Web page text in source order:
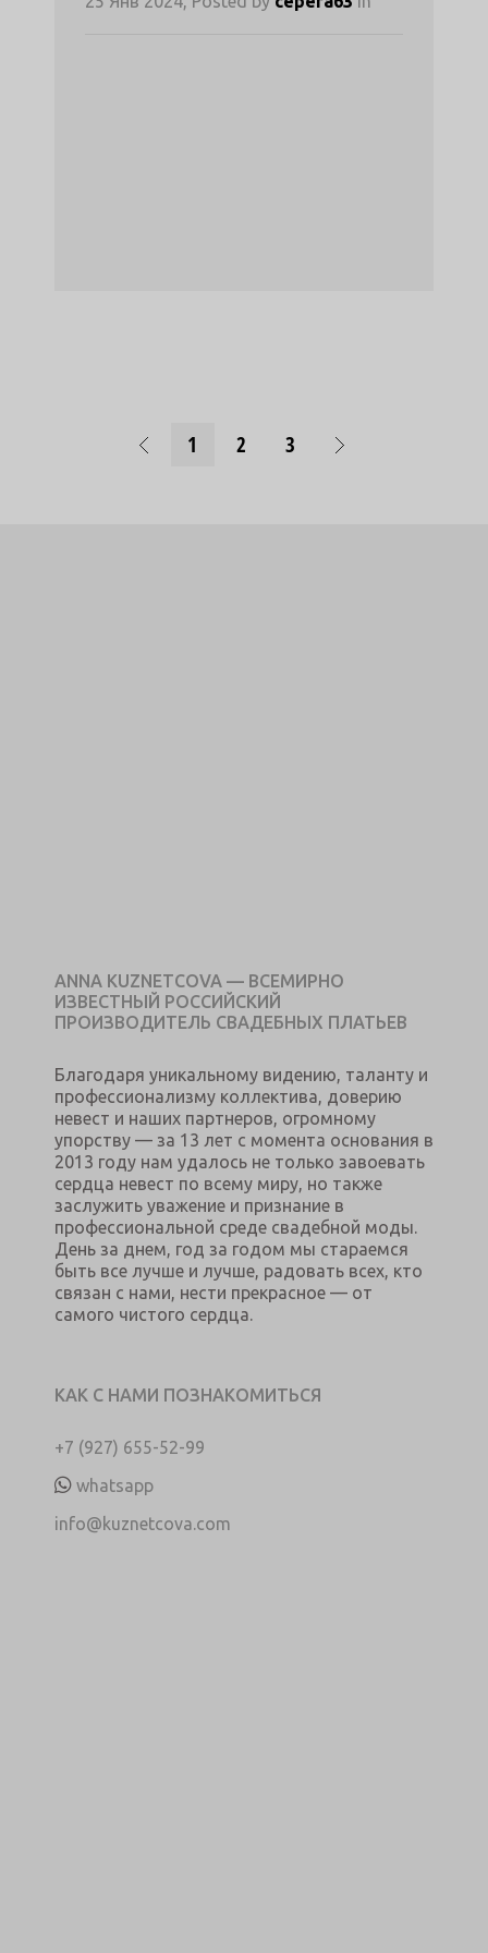
1 2 3
ANNA KUZNETCOVA — ВСЕМИРНО
ИЗВЕСТНЫЙ РОССИЙСКИЙ
ПРОИЗВОДИТЕЛЬ СВАДЕБНЫХ ПЛАТЬЕВ
Благодаря уникальному видению, таланту и
профессионализму коллектива, доверию
невест и наших партнеров, огромному
упорству — за 13 лет с момента основания в
2013 году нам удалось не только завоевать
сердца невест по всему миру, но также
заслужить уважение и признание в
профессиональной среде свадебной моды.
День за днем, год за годом мы стараемся
быть все лучше и лучше, радовать всех, кто
связан с нами, нести прекрасное — от
самого чистого сердца.
КАК С НАМИ ПОЗНАКОМИТЬСЯ
+7 (927) 655-52-99
whatsapp
info@kuznetcova.com